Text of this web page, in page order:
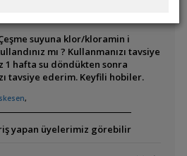
suyuna klor/kloramin i
mı ? Kullanmanızı tavsiye
1 hafta su döndükten sonra
tavsiye ederim. Keyfili hobiler.
,
yapan üyelerimiz görebilir